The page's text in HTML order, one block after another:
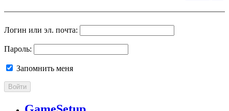
Логин или эл. почта:
Пароль:
Запомнить меня
Войти